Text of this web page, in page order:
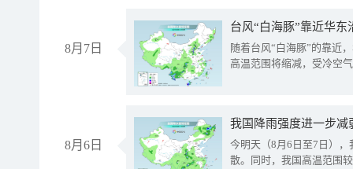
8月7日
台风“白海豚”靠近华
随着台风“白海豚”的靠近
高温范围将缩减，受冷空
8月6日
今明天（8月6日至7日）
散。同时，我国高温范围